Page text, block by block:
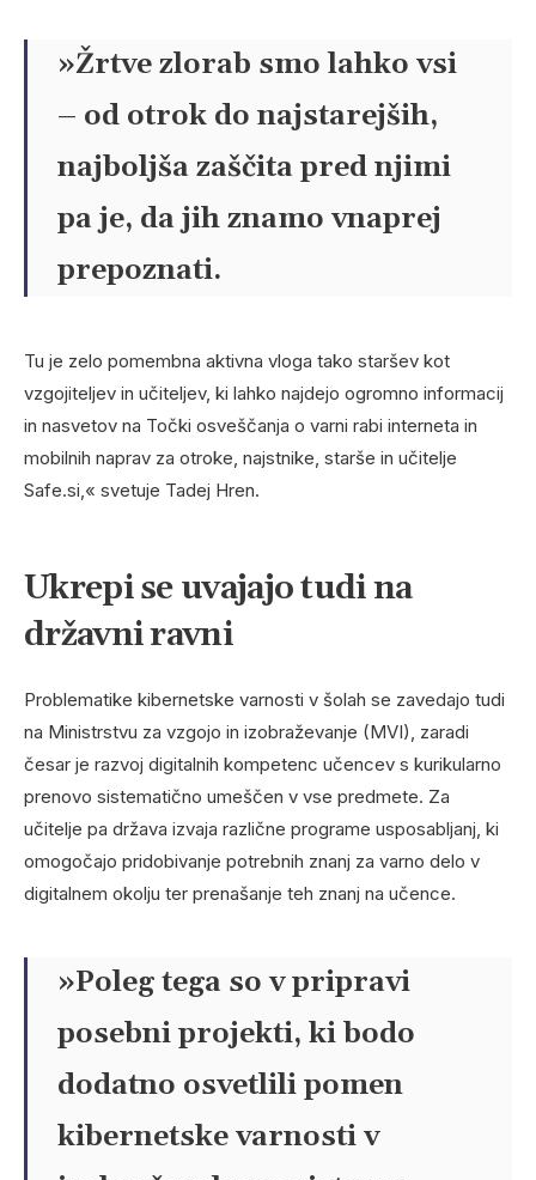
»Žrtve zlorab smo lahko vsi
– od otrok do najstarejših,
najboljša zaščita pred njimi
pa je, da jih znamo vnaprej
prepoznati.
Tu je zelo pomembna aktivna vloga tako staršev kot
vzgojiteljev in učiteljev, ki lahko najdejo ogromno informacij
in nasvetov na Točki osveščanja o varni rabi interneta in
mobilnih naprav za otroke, najstnike, starše in učitelje
Safe.si,« svetuje Tadej Hren.
Ukrepi se uvajajo tudi na
državni ravni
Problematike kibernetske varnosti v šolah se zavedajo tudi
na Ministrstvu za vzgojo in izobraževanje (MVI), zaradi
česar je razvoj digitalnih kompetenc učencev s kurikularno
prenovo sistematično umeščen v vse predmete. Za
učitelje pa država izvaja različne programe usposabljanj, ki
omogočajo pridobivanje potrebnih znanj za varno delo v
digitalnem okolju ter prenašanje teh znanj na učence.
»Poleg tega so v pripravi
posebni projekti, ki bodo
dodatno osvetlili pomen
kibernetske varnosti v